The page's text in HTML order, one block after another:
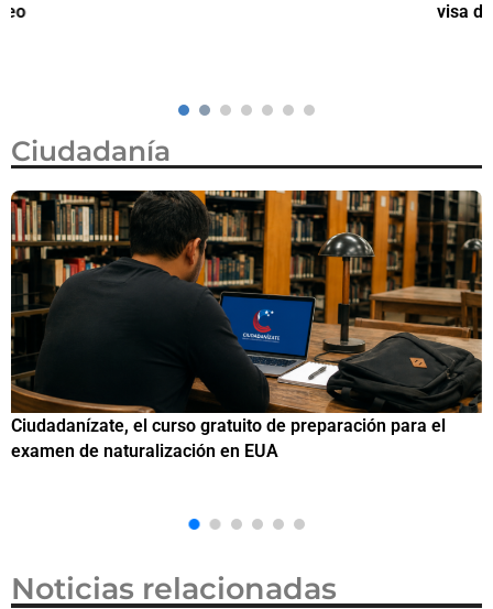
visa de turista en México por 750 dólares
Ciudadanía
Si eres residente ingresa a Ciudadanízate, el curso
de preparación para el examen de naturalización en EUA
Noticias relacionadas